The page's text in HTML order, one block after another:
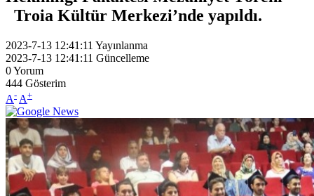
Troia Kültür Merkezi’nde yapıldı.
2023-7-13 12:41:11 Yayınlanma
2023-7-13 12:41:11 Güncelleme
0Yorum
444 Gösterim
A- A+